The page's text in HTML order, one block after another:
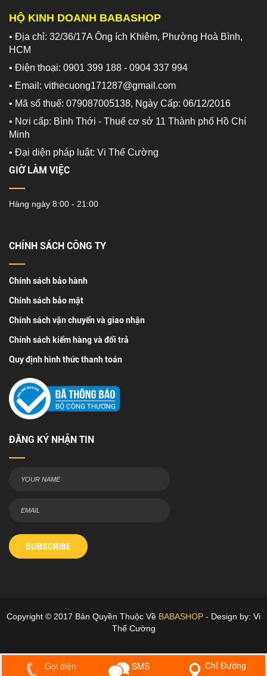
HỘ KINH DOANH BABASHOP
• Địa chỉ: 32/36/17A Ông ích Khiêm, Phường Hoà Bình,
HCM
• Điện thoại: 0901 399 188 - 0904 337 994
• Email: vithecuong171287@gmail.com
• Mã số thuế: 079087005138, Ngày Cấp: 06/12/2016
• Nơi cấp: Bình Thới - Thuế cơ sở 11 Thành phố Hồ Chí
Minh
• Đại diện pháp luật: Vi Thế Cường
GIỜ LÀM VIỆC
Hàng ngày 8:00 - 21:00
CHÍNH SÁCH CÔNG TY
Chính sách bảo hành
Chính sách bảo mật
Chính sách vận chuyển và giao nhận
Chính sách kiểm hàng và đổi trả
Quy định hình thức thanh toán
ĐĂNG KÝ NHẬN TIN
SUBSCRIBE
Copyright © 2017 Bản Quyền Thuộc Về BABASHOP - Design by: Vi
Thế Cường
Gọi điện SMS Chỉ Đường